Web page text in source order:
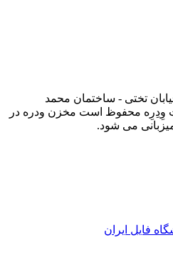
تختی - ساختمان محمد
محفوظ است مخزن ودره در
می شود.